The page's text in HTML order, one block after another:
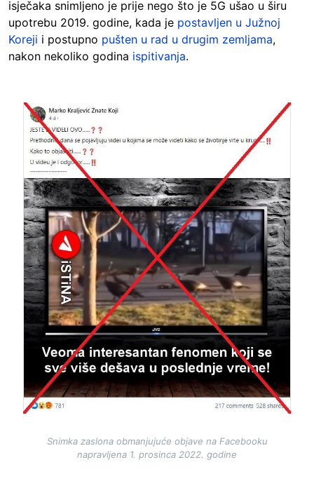
isječaka snimljeno je prije nego što je 5G ušao u širu
upotrebu 2019. godine, kada je postavljen u Južnoj
Koreji i postupno pušten u rad u drugim zemljama,
nakon nekoliko godina ispitivanja.
Image
Snimka zaslona obmanjujuće objave na Facebooku
napravljena 1. prosinca 2022. godine